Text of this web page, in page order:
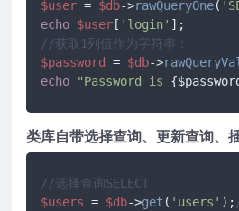
$user = $db->rawQueryOne(
echo $user [ 'login'
//获取1列值作为字符串：
$password
= $db->
echo
"Password is
类库自带选择查询、更新查询、
//选择查询SELECT
$users = $db->get ( 'users' );